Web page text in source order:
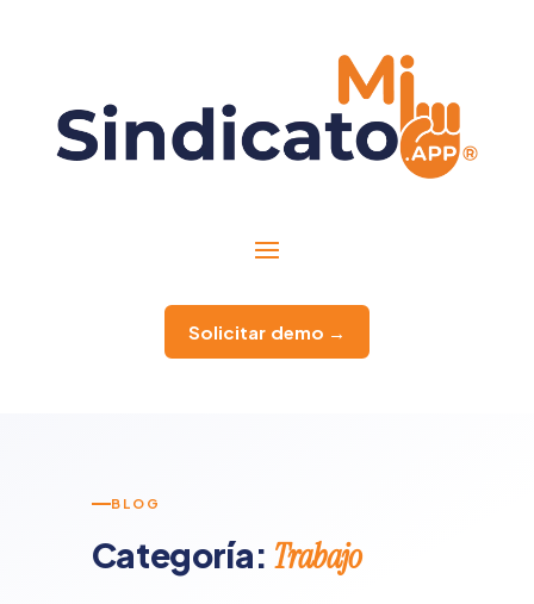
Solicitar demo →
BLOG
Categoría: Trabajo